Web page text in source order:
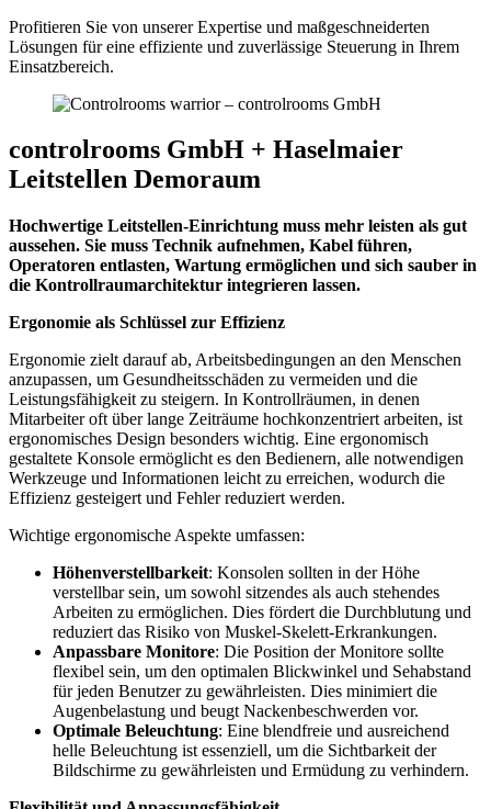
Profitieren Sie von unserer Expertise und maßgeschneiderten
Lösungen für eine effiziente und zuverlässige Steuerung in Ihrem
Einsatzbereich.
controlrooms GmbH + Haselmaier
Leitstellen Demoraum
Hochwertige Leitstellen-Einrichtung muss mehr leisten als gut
aussehen. Sie muss Technik aufnehmen, Kabel führen,
Operatoren entlasten, Wartung ermöglichen und sich sauber in
die Kontrollraumarchitektur integrieren lassen.
Ergonomie als Schlüssel zur Effizienz
Ergonomie zielt darauf ab, Arbeitsbedingungen an den Menschen
anzupassen, um Gesundheitsschäden zu vermeiden und die
Leistungsfähigkeit zu steigern. In Kontrollräumen, in denen
Mitarbeiter oft über lange Zeiträume hochkonzentriert arbeiten, ist
ergonomisches Design besonders wichtig. Eine ergonomisch
gestaltete Konsole ermöglicht es den Bedienern, alle notwendigen
Werkzeuge und Informationen leicht zu erreichen, wodurch die
Effizienz gesteigert und Fehler reduziert werden.
Wichtige ergonomische Aspekte umfassen:
Höhenverstellbarkeit: Konsolen sollten in der Höhe
verstellbar sein, um sowohl sitzendes als auch stehendes
Arbeiten zu ermöglichen. Dies fördert die Durchblutung und
reduziert das Risiko von Muskel-Skelett-Erkrankungen.
Anpassbare Monitore: Die Position der Monitore sollte
flexibel sein, um den optimalen Blickwinkel und Sehabstand
für jeden Benutzer zu gewährleisten. Dies minimiert die
Augenbelastung und beugt Nackenbeschwerden vor.
Optimale Beleuchtung: Eine blendfreie und ausreichend
helle Beleuchtung ist essenziell, um die Sichtbarkeit der
Bildschirme zu gewährleisten und Ermüdung zu verhindern.